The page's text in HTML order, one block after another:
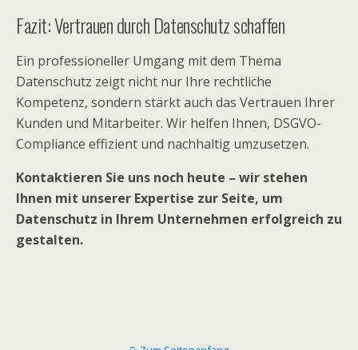
Fazit: Vertrauen durch Datenschutz schaffen
Ein professioneller Umgang mit dem Thema
Datenschutz zeigt nicht nur Ihre rechtliche
Kompetenz, sondern stärkt auch das Vertrauen Ihrer
Kunden und Mitarbeiter. Wir helfen Ihnen, DSGVO-
Compliance effizient und nachhaltig umzusetzen.
Kontaktieren Sie uns noch heute – wir stehen
Ihnen mit unserer Expertise zur Seite, um
Datenschutz in Ihrem Unternehmen erfolgreich zu
gestalten.